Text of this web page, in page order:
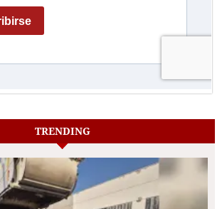
TRENDING